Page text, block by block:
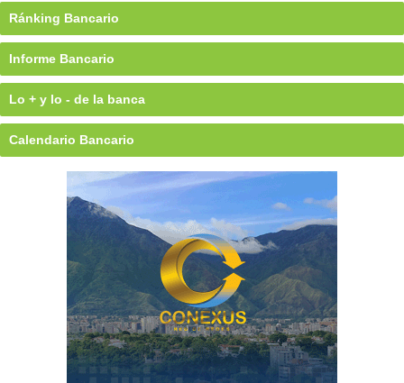
Ránking Bancario
Informe Bancario
Lo + y lo - de la banca
Calendario Bancario